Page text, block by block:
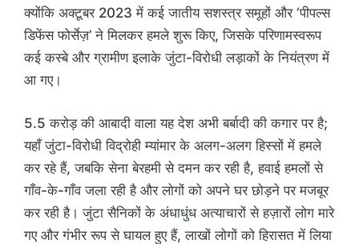
क्योंकि अक्टूबर 2023 में कई जातीय सशस्त्र समूहों और ‘पीपल्स
डिफेंस फोर्सेज़’ ने मिलकर हमले शुरू किए, जिसके परिणामस्वरूप
कई कस्बे और ग्रामीण इलाके जुंटा-विरोधी लड़ाकों के नियंत्रण में
आ गए।
5.5 करोड़ की आबादी वाला यह देश अभी बर्बादी की कगार पर है;
यहाँ जुंटा-विरोधी विद्रोही म्यांमार के अलग-अलग हिस्सों में हमले
कर रहे हैं, जबकि सेना बेरहमी से दमन कर रही है, हवाई हमलों से
गाँव-के-गाँव जला रही है और लोगों को अपने घर छोड़ने पर मजबूर
कर रही है। जुंटा सैनिकों के अंधाधुंध अत्याचारों से हज़ारों लोग मारे
गए और गंभीर रूप से घायल हुए हैं, लाखों लोगों को हिरासत में लिया